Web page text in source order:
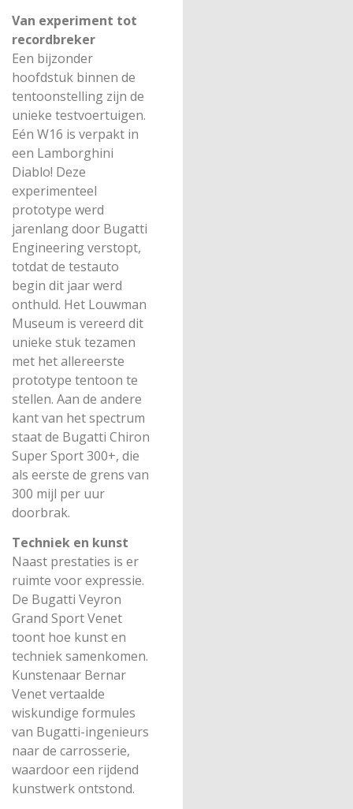
Van experiment tot
recordbreker
Een bijzonder
hoofdstuk binnen de
tentoonstelling zijn de
unieke testvoertuigen.
Eén W16 is verpakt in
een Lamborghini
Diablo! Deze
experimenteel
prototype werd
jarenlang door Bugatti
Engineering verstopt,
totdat de testauto
begin dit jaar werd
onthuld. Het Louwman
Museum is vereerd dit
unieke stuk tezamen
met het allereerste
prototype tentoon te
stellen. Aan de andere
kant van het spectrum
staat de Bugatti Chiron
Super Sport 300+, die
als eerste de grens van
300 mijl per uur
doorbrak.
Techniek en kunst
Naast prestaties is er
ruimte voor expressie.
De Bugatti Veyron
Grand Sport Venet
toont hoe kunst en
techniek samenkomen.
Kunstenaar Bernar
Venet vertaalde
wiskundige formules
van Bugatti-ingenieurs
naar de carrosserie,
waardoor een rijdend
kunstwerk ontstond.